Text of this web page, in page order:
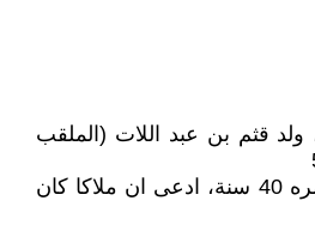
ولد قثم بن عبد اللات (الملقب
وفي عام 610، وكان عمره 40 سنة، ادعى ان ملاكا كان